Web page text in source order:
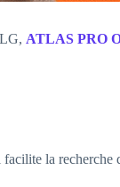
ATLAS PRO
la recherche